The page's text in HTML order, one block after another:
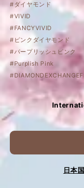
#ダイヤモンド
#VIVID
#FANCYVIVID
#ピンクダイヤモンド
#パープリッシュピンク
#Purplish Pink
日本